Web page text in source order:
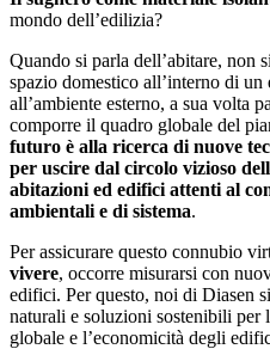
mondo dell’edilizia?
Quando si parla dell’abitare, non
spazio domestico all’interno di
all’ambiente esterno, a sua volta
comporre il quadro globale del
futuro è alla ricerca di nuove
per uscire dal circolo vizioso
abitazioni ed edifici attenti al
ambientali e di sistema.
Per assicurare questo connubio
vivere, occorre misurarsi con
edifici. Per questo, noi di Diasen
naturali e soluzioni sostenibili per
globale e l’economicità degli